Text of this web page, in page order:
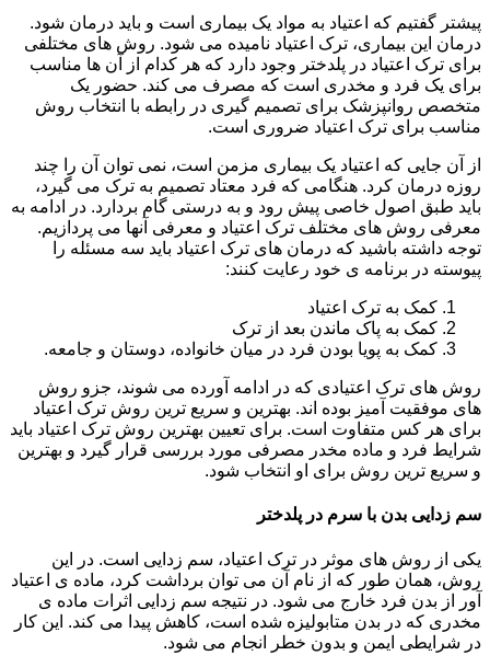
پیشتر گفتیم که اعتیاد به مواد یک بیماری است و باید درمان شود.
درمان این بیماری، ترک اعتیاد نامیده می شود. روش های مختلفی
برای ترک اعتیاد در پلدختر وجود دارد که هر کدام از آن ها مناسب
برای یک فرد و مخدری است که مصرف می کند. حضور یک
متخصص روانپزشک برای تصمیم گیری در رابطه با انتخاب روش
مناسب برای ترک اعتیاد ضروری است.
از آن جایی که اعتیاد یک بیماری مزمن است، نمی توان آن را چند
روزه درمان کرد. هنگامی که فرد معتاد تصمیم به ترک می گیرد،
باید طبق اصول خاصی پیش رود و به درستی گام بردارد. در ادامه به
معرفی روش های مختلف ترک اعتیاد و معرفی آنها می پردازیم.
توجه داشته باشید که درمان های ترک اعتیاد باید سه مسئله را
پیوسته در برنامه ی خود رعایت کنند:
کمک به ترک اعتیاد
کمک به پاک ماندن بعد از ترک
کمک به پویا بودن فرد در میان خانواده، دوستان و جامعه.
روش های ترک اعتیادی که در ادامه آورده می شوند، جزو روش
های موفقیت آمیز بوده اند. بهترین و سریع ترین روش ترک اعتیاد
برای هر کس متفاوت است. برای تعیین بهترین روش ترک اعتیاد باید
شرایط فرد و ماده مخدر مصرفی مورد بررسی قرار گیرد و بهترین
و سریع ترین روش برای او انتخاب شود.
سم زدایی بدن با سرم در پلدختر
یکی از روش های موثر در ترک اعتیاد، سم زدایی است. در این
روش، همان طور که از نام آن می توان برداشت کرد، ماده ی اعتیاد
آور از بدن فرد خارج می شود. در نتیجه سم زدایی اثرات ماده ی
مخدری که در بدن متابولیزه شده است، کاهش پیدا می کند. این کار
در شرایطی ایمن و بدون خطر انجام می شود.